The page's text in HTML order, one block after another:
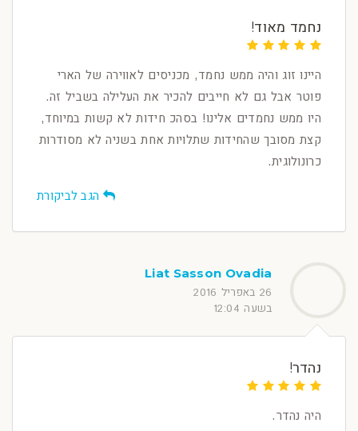
נחמד מאוד!
היינו זוג והיה ממש נחמד, מכניסים לאווירה של הארי
פוטר אבל גם לא חייבים להכיר את העלילה בשביל זה.
היו ממש נחמדים אלינו! בסהכ חידות לא קשות במיוחד,
קצת מסובך שהחידות שתלויות אחת בשניה לא מסודרות
כרונולוגית.
הגב לביקורת
Liat Sasson Ovadia
26 באפריל 2016
בשעה 12:04
נהדר!
היה נהדר.